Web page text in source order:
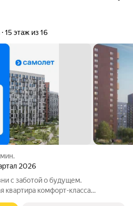
15 этаж из 16
2026
с заботой о будущем.
квартира комфорт-класса